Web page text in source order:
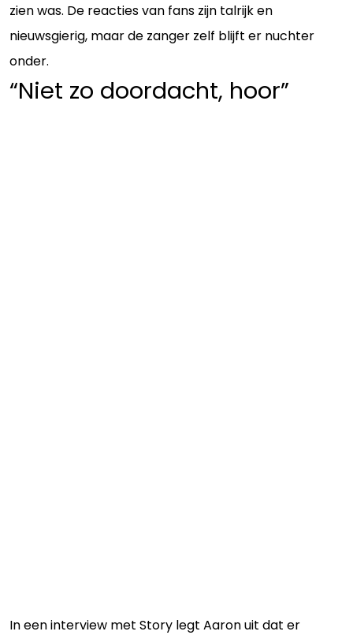
zien was. De reacties van fans zijn talrijk en
nieuwsgierig, maar de zanger zelf blijft er nuchter
onder.
“Niet zo doordacht, hoor”
In een interview met Story legt Aaron uit dat er